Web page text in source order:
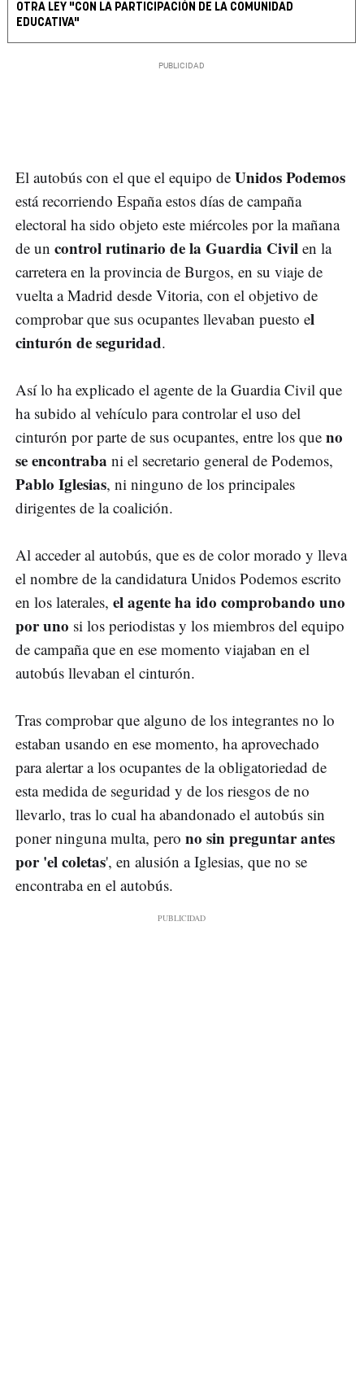
OTRA LEY "CON LA PARTICIPACIÓN DE LA COMUNIDAD
EDUCATIVA"
El autobús con el que el equipo de Unidos Podemos
está recorriendo España estos días de campaña
electoral ha sido objeto este miércoles por la mañana
de un control rutinario de la Guardia Civil en la
carretera en la provincia de Burgos, en su viaje de
vuelta a Madrid desde Vitoria, con el objetivo de
comprobar que sus ocupantes llevaban puesto el
cinturón de seguridad.
Así lo ha explicado el agente de la Guardia Civil que
ha subido al vehículo para controlar el uso del
cinturón por parte de sus ocupantes, entre los que no
se encontraba ni el secretario general de Podemos,
Pablo Iglesias, ni ninguno de los principales
dirigentes de la coalición.
Al acceder al autobús, que es de color morado y lleva
el nombre de la candidatura Unidos Podemos escrito
en los laterales, el agente ha ido comprobando uno
por uno si los periodistas y los miembros del equipo
de campaña que en ese momento viajaban en el
autobús llevaban el cinturón.
Tras comprobar que alguno de los integrantes no lo
estaban usando en ese momento, ha aprovechado
para alertar a los ocupantes de la obligatoriedad de
esta medida de seguridad y de los riesgos de no
llevarlo, tras lo cual ha abandonado el autobús sin
poner ninguna multa, pero no sin preguntar antes
por 'el coletas', en alusión a Iglesias, que no se
encontraba en el autobús.